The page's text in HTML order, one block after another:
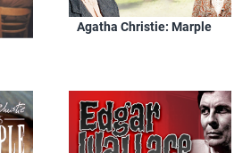
Agatha Christie: Marple